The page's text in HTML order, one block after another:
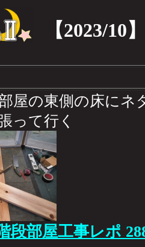
【2023/10
屋の東側の床に
って行く
段部屋工事レポ